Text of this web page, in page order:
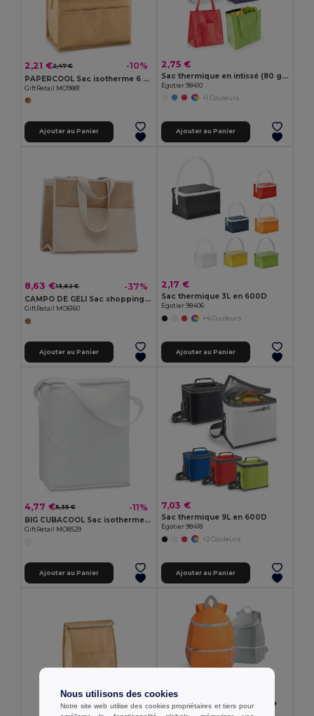
2,21 €2,47 € -10%
PAPERCOOL Sac isotherme 6 canettes
GiftRetail MO9881
Ajouter au Panier
2,75 €
Sac thermique en intissé (80 g/m²)
Egotier 98410
+1 Couleurs
Ajouter au Panier
8,63 €13,62 € -37%
CAMPO DE GELI Sac shopping en toile et jute
GiftRetail MO6160
Ajouter au Panier
2,17 €
Sac thermique 3L en 600D
Egotier 98406
+4 Couleurs
Ajouter au Panier
4,77 €5,35 € -11%
BIG CUBACOOL Sac isotherme 6x1,5L
GiftRetail MO8529
Ajouter au Panier
7,03 €
Sac thermique 9L en 600D
Egotier 98418
+2 Couleurs
Ajouter au Panier
Nous utilisons des cookies
Notre site web utilise des cookies propriétaires et tiers pour